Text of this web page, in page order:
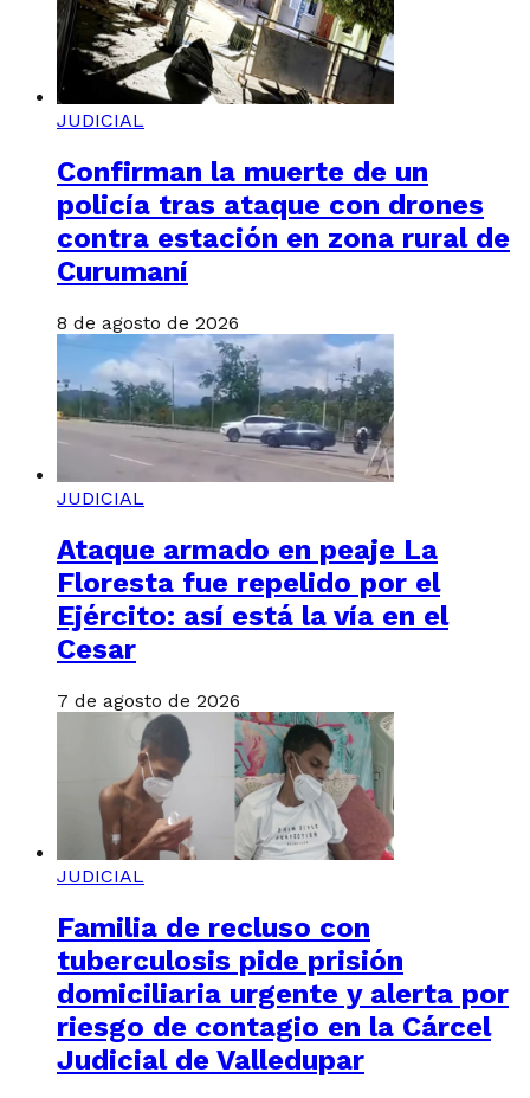
JUDICIAL
Confirman la muerte de un
policía tras ataque con drones
contra estación en zona rural de
Curumaní
8 de agosto de 2026
JUDICIAL
Ataque armado en peaje La
Floresta fue repelido por el
Ejército: así está la vía en el
Cesar
7 de agosto de 2026
JUDICIAL
Familia de recluso con
tuberculosis pide prisión
domiciliaria urgente y alerta por
riesgo de contagio en la Cárcel
Judicial de Valledupar